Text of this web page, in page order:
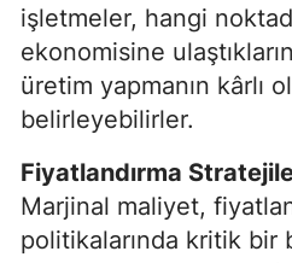
işletmeler, hangi
ekonomisine
üretim yapmanın kârlı
belirleyebilirler.
Fiyatlandırma
Marjinal maliyet,
politikalarında kritik bir